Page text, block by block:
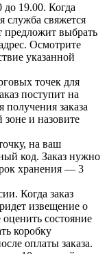
до 19.00. Когда
служба свяжется
предложит выбрать
Осмотрите
указанной
точек для
поступит на
заказа
зоне и назовите
на ваш
код. Заказ нужно
хранения — 3
Когда заказ
извещение о
состояние
коробку
оплаты заказа.